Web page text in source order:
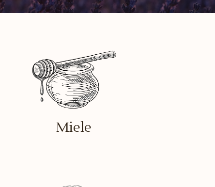
Miele